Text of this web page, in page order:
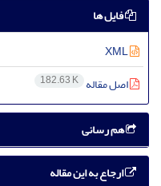
فایل ها
اصل مقاله 182.63 K
هم رسانی
ارجاع به این مقاله